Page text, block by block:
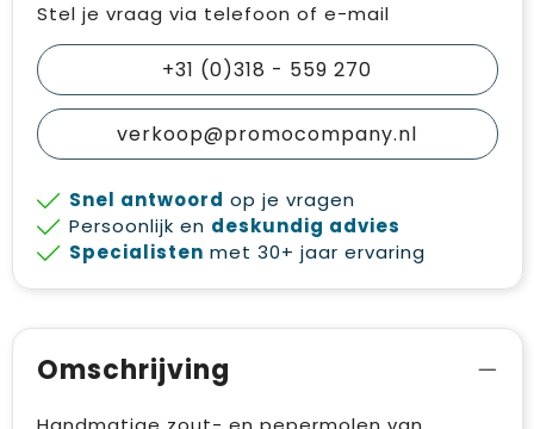
Stel je vraag via telefoon of e-mail
+31 (0)318 - 559 270
verkoop@promocompany.nl
Snel antwoord op je vragen
Persoonlijk en deskundig advies
Specialisten met 30+ jaar ervaring
Omschrijving